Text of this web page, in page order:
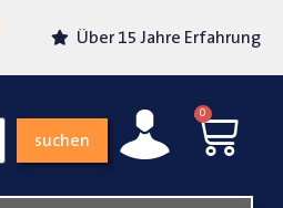
Über 15 Jahre Erfahrung
suchen
0